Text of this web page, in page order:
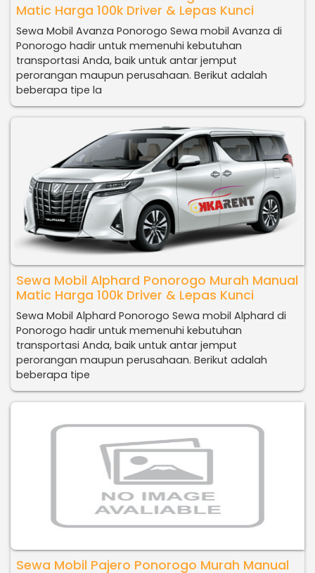
Matic Harga 100k Driver & Lepas Kunci
Sewa Mobil Avanza Ponorogo Sewa mobil Avanza di
Ponorogo hadir untuk memenuhi kebutuhan
transportasi Anda, baik untuk antar jemput
perorangan maupun perusahaan. Berikut adalah
beberapa tipe la
Sewa Mobil Alphard Ponorogo Murah Manual
Matic Harga 100k Driver & Lepas Kunci
Sewa Mobil Alphard Ponorogo Sewa mobil Alphard di
Ponorogo hadir untuk memenuhi kebutuhan
transportasi Anda, baik untuk antar jemput
perorangan maupun perusahaan. Berikut adalah
beberapa tipe
Sewa Mobil Pajero Ponorogo Murah Manual